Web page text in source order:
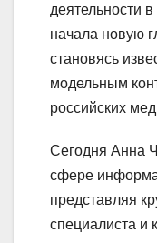
деятельности
начала новую
становясь
модельным
российских
Сегодня Анна
сфере
представляя
специалиста и